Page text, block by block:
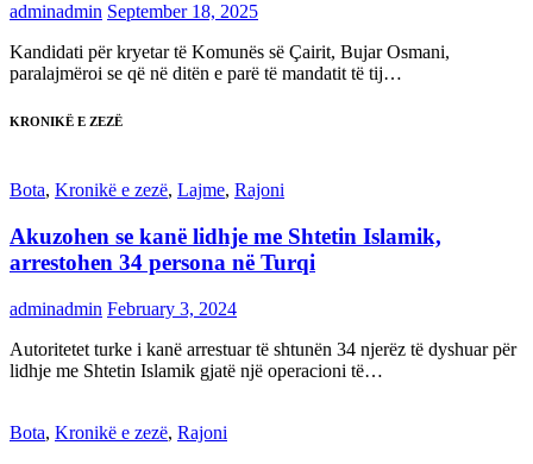
adminadmin September 18, 2025
Kandidati për kryetar të Komunës së Çairit, Bujar Osmani,
paralajmëroi se që në ditën e parë të mandatit të tij…
KRONIKË E ZEZË
Bota, Kronikë e zezë, Lajme, Rajoni
Akuzohen se kanë lidhje me Shtetin Islamik,
arrestohen 34 persona në Turqi
adminadmin February 3, 2024
Autoritetet turke i kanë arrestuar të shtunën 34 njerëz të dyshuar për
lidhje me Shtetin Islamik gjatë një operacioni të…
Bota, Kronikë e zezë, Rajoni